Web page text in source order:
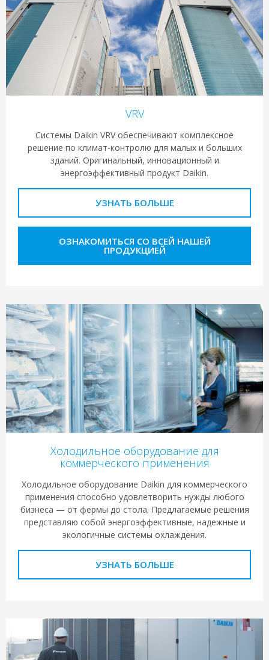
VRV
Системы Daikin VRV обеспечивают комплексное
решение по климат-контролю для малых и больших
зданий. Оригинальный, инновационный и
энергоэффективный продукт Daikin.
УЗНАТЬ БОЛЬШЕ
ОЗНАКОМИТЬСЯ СО ВСЕЙ НАШЕЙ
ПРОДУКЦИЕЙ
Холодильное оборудование для
коммерческого применения
Холодильное оборудование Daikin для коммерческого
применения способно удовлетворить нужды любого
бизнеса — от фермы до стола. Предлагаемые решения
представляю собой энергоэффективные, надежные и
экологичные системы охлаждения.
УЗНАТЬ БОЛЬШЕ